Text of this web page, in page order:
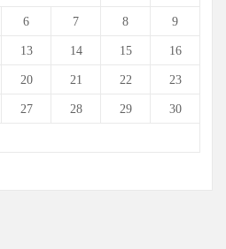
6 7 8 9
13 14 15 16
20 21 22 23
27 28 29 30